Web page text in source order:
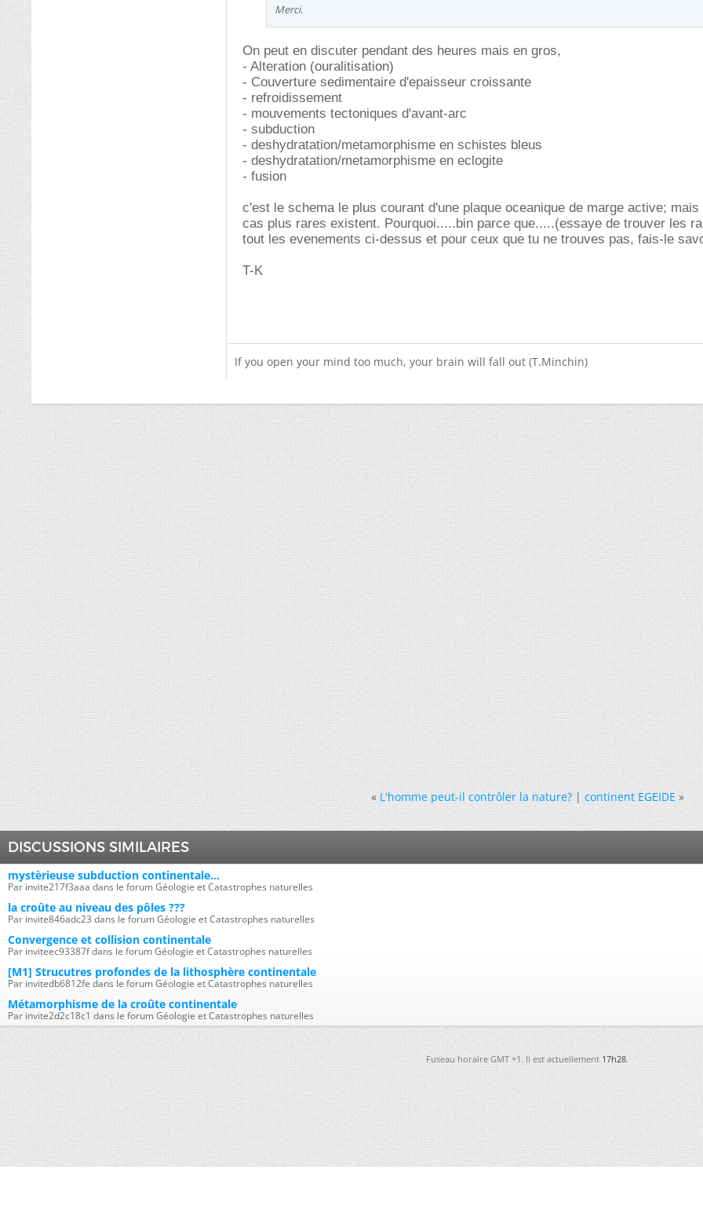
Merci.
On peut en discuter pendant des heures mais en gros,
- Alteration (ouralitisation)
- Couverture sedimentaire d'epaisseur croissante
- refroidissement
- mouvements tectoniques d'avant-arc
- subduction
- deshydratation/metamorphisme en schistes bleus
- deshydratation/metamorphisme en eclogite
- fusion
c'est le schema le plus courant d'une plaque oceanique de marge active; mais
cas plus rares existent. Pourquoi.....bin parce que.....(essaye de trouver les
tout les evenements ci-dessus et pour ceux que tu ne trouves pas, fais-le
T-K
If you open your mind too much, your brain will fall out (T.Minchin)
« L'homme peut-il contrôler la nature?|continent EGEIDE »
DISCUSSIONS SIMILAIRES
mystèrieuse subduction continentale...
Par invite217f3aaa dans le forum Géologie et Catastrophes naturelles
la croûte au niveau des pôles ???
Par invite846adc23 dans le forum Géologie et Catastrophes naturelles
Convergence et collision continentale
Par inviteec93387f dans le forum Géologie et Catastrophes naturelles
[M1] Strucutres profondes de la lithosphère continentale
Par invitedb6812fe dans le forum Géologie et Catastrophes naturelles
Métamorphisme de la croûte continentale
Par invite2d2c18c1 dans le forum Géologie et Catastrophes naturelles
Fuseau horaire GMT +1. Il est actuellement17h28.